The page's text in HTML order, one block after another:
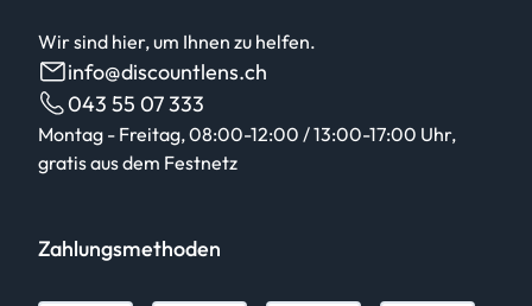
Wir sind hier, um Ihnen zu helfen.
info@discountlens.ch
043 55 07 333
Montag - Freitag, 08:00-12:00 / 13:00-17:00 Uhr,
gratis aus dem Festnetz
Zahlungsmethoden